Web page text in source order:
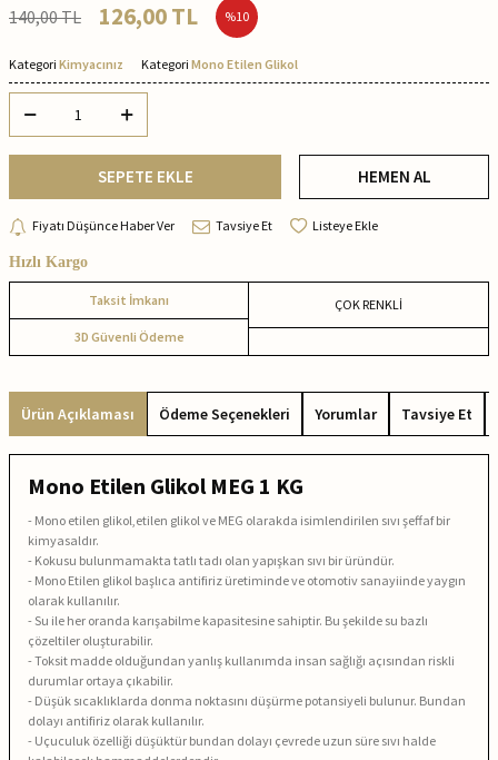
140,00TL 126,00TL %10
Kategori Kimyacınız Kategori Mono Etilen Glikol
SEPETE EKLE HEMEN AL
Fiyatı Düşünce Haber Ver Tavsiye Et Listeye Ekle
Hızlı Kargo
Taksit İmkanı
3D Güvenli Ödeme
ÇOK RENKLİ
Ürün Açıklaması Ödeme Seçenekleri Yorumlar Tavsiye Et
Mono Etilen Glikol MEG 1 KG
- Mono etilen glikol,etilen glikol ve MEG olarakda isimlendirilen sıvı şeffaf bir
kimyasaldır.
- Kokusu bulunmamakta tatlı tadı olan yapışkan sıvı bir üründür.
- Mono Etilen glikol başlıca antifiriz üretiminde ve otomotiv sanayiinde yaygın
olarak kullanılır.
- Su ile her oranda karışabilme kapasitesine sahiptir. Bu şekilde su bazlı
çözeltiler oluşturabilir.
- Toksit madde olduğundan yanlış kullanımda insan sağlığı açısından riskli
durumlar ortaya çıkabilir.
- Düşük sıcaklıklarda donma noktasını düşürme potansiyeli bulunur. Bundan
dolayı antifiriz olarak kullanılır.
- Uçuculuk özelliği düşüktür bundan dolayı çevrede uzun süre sıvı halde